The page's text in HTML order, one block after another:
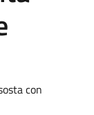
con